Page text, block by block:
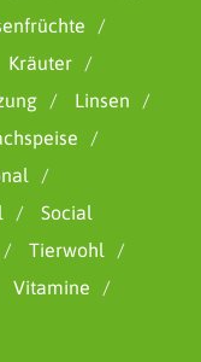
Kräuter
Linsen
Social
Tierwohl
Vitamine